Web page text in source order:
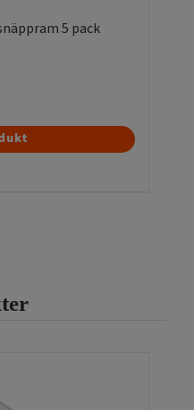
påInstagram!
5 pack